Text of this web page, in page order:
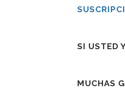
SI USTED
MUCHAS